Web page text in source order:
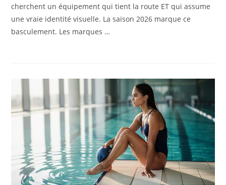
cherchent un équipement qui tient la route ET qui assume
une vraie identité visuelle. La saison 2026 marque ce
basculement. Les marques …